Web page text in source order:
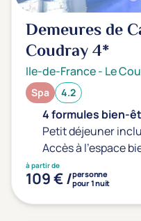
Demeures de
Coudray4*
Ile-de-France- Le
Spa 4.2
4 formules bien-
Petit déjeuner
Accès à l'espace
à partir de
109 € /personne
pour 1 nuit